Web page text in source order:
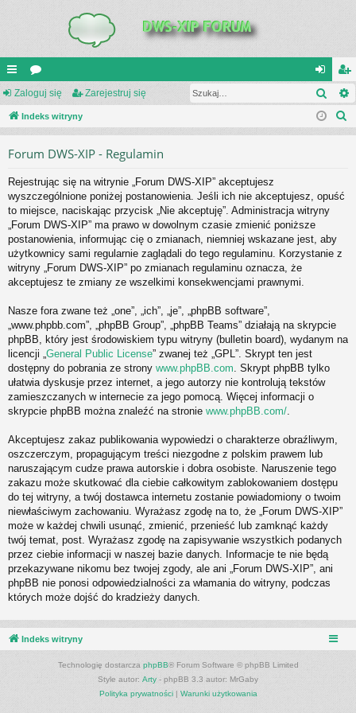
UI
C
IN
K
S
or
a
al
og
ar
ej
Zaloguj się Zarejestruj się
Indeks witryny
Forum DWS-XIP - Regulamin
Rejestrując się na witrynie „Forum DWS-XIP” akceptujesz
wyszczególnione poniżej postanowienia. Jeśli ich nie akceptujesz, opuść
to miejsce, naciskając przycisk „Nie akceptuję”. Administracja witryny
„Forum DWS-XIP” ma prawo w dowolnym czasie zmienić poniższe
postanowienia, informując cię o zmianach, niemniej wskazane jest, aby
użytkownicy sami regularnie zaglądali do tego regulaminu. Korzystanie z
witryny „Forum DWS-XIP” po zmianach regulaminu oznacza, że
akceptujesz te zmiany ze wszelkimi konsekwencjami prawnymi.
Nasze fora zwane też „one”, „ich”, „je”, „phpBB software”,
„www.phpbb.com”, „phpBB Group”, „phpBB Teams” działają na skrypcie
phpBB, który jest środowiskiem typu witryny (bulletin board), wydanym na
licencji „ General Public License” zwanej też „GPL”. Skrypt ten jest
dostępny do pobrania ze strony www.phpBB.com . Skrypt phpBB tylko
ułatwia dyskusje przez internet, a jego autorzy nie kontrolują tekstów
zamieszczanych w internecie za jego pomocą. Więcej informacji o
skrypcie phpBB można znaleźć na stronie www.phpBB.com/
Akceptujesz zakaz publikowania wypowiedzi o charakterze obraźliwym,
oszczerczym, propagującym treści niezgodne z polskim prawem lub
naruszającym cudze prawa autorskie i dobra osobiste. Naruszenie tego
zakazu może skutkować dla ciebie całkowitym zablokowaniem dostępu
do tej witryny, a twój dostawca internetu zostanie powiadomiony o twoim
niewłaściwym zachowaniu. Wyrażasz zgodę na to, że „Forum DWS-XIP”
może w każdej chwili usunąć, zmienić, przenieść lub zamknąć każdy
twój temat, post. Wyrażasz zgodę na zapisywanie wszystkich podanych
przez ciebie informacji w naszej bazie danych. Informacje te nie będą
przekazywane nikomu bez twojej zgody, ale ani „Forum DWS-XIP”, ani
phpBB nie ponosi odpowiedzialności za włamania do witryny, podczas
których może dojść do kradzieży danych.
Indeks witryny
Technologię dostarcza phpBB® Forum Software © phpBB Limited
Style autor: Arty - phpBB 3.3 autor: MrGaby
Polityka prywatności| Warunki użytkowania